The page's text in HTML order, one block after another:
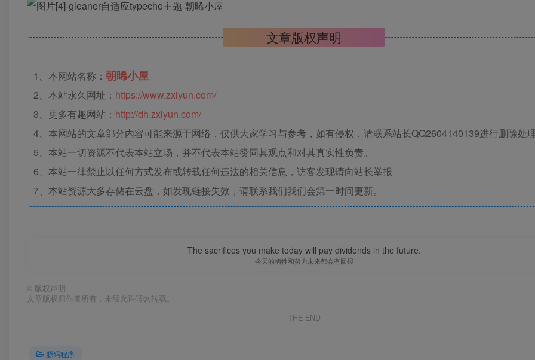
文章版权声明
1、本网站名称： 朝晞小屋
2、本站永久网址： https://www.zxiyun.com/
3、更多有趣网站： http://dh.zxiyun.com/
4、本网站的文章部分内容可能来源于网络，仅供大家学习与参考，如有侵权，请联系站长QQ2604140139进行删除处
5、本站一切资源不代表本站立场，并不代表本站赞同其观点和对其真实性负责。
6、本站一律禁止以任何方式发布或转载任何违法的相关信息，访客发现请向站长举报
7、本站资源大多存储在云盘，如发现链接失效，请联系我们我们会第一时间更新。
The sacrifices you make today will pay dividends in the future.
今天的牺牲和努力未来都会有回报
© 版权声明
文章版权归作者所有，未经允许请勿转载。
THE END
源码程序